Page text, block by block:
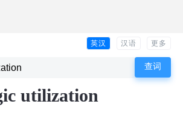
英汉 汉语 更多
utilization